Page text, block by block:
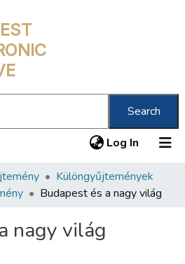
Search
Log In (current)
Különgyűjtemények
Budapest és a nagy világ
nagy világ